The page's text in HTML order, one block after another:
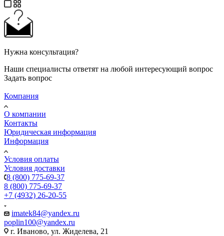
Нужна консультация?
Наши специалисты ответят на любой интересующий вопрос
Задать вопрос
Компания
О компании
Контакты
Юридическая информация
Информация
Условия оплаты
Условия доставки
8 (800) 775-69-37
8 (800) 775-69-37
+7 (4932) 26-20-55
imatek84@yandex.ru
poplin100@yandex.ru
г. Иваново, ул. Жиделева, 21